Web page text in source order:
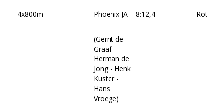
4x800m Phoenix JA 8:12,4
(Gerrit de
Graaf -
Herman de
Jong - Henk
Kuster -
Hans
Vroege)